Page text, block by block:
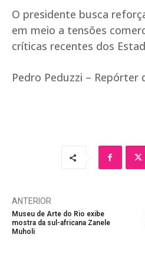
O presidente busca
em meio a tensões
críticas recentes dos
Pedro Peduzzi – Repórter
ANTERIOR
Museu de Arte do Rio exibe
mostra da sul-africana Zanele
Muholi